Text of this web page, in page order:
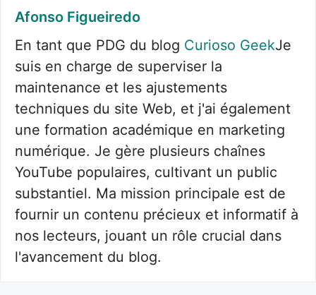
Afonso Figueiredo
En tant que PDG du blog Curioso GeekJe
suis en charge de superviser la
maintenance et les ajustements
techniques du site Web, et j'ai également
une formation académique en marketing
numérique. Je gère plusieurs chaînes
YouTube populaires, cultivant un public
substantiel. Ma mission principale est de
fournir un contenu précieux et informatif à
nos lecteurs, jouant un rôle crucial dans
l'avancement du blog.